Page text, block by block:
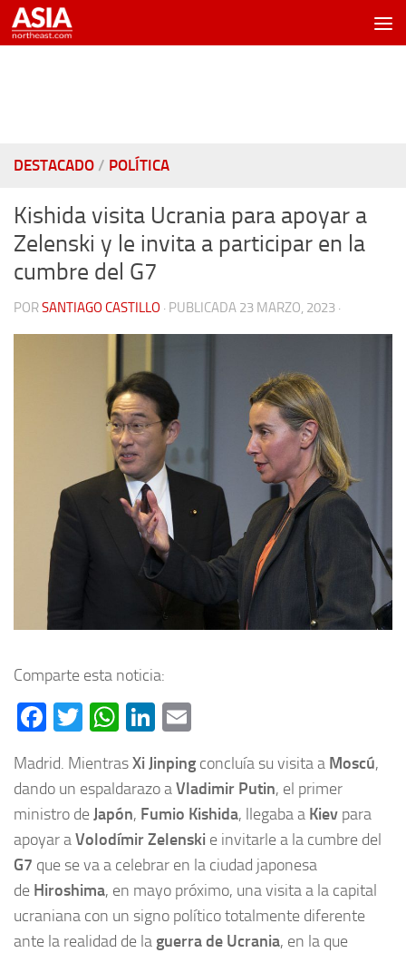
Saltar al contenido
DESTACADO / POLÍTICA
Kishida visita Ucrania para apoyar a
Zelenski y le invita a participar en la
cumbre del G7
PORSANTIAGO CASTILLO · PUBLICADA 23 MARZO, 2023 ·
Comparte esta noticia:
Facebook
TwitterWhatsApp
LinkedIn
Madrid. MientrasXi Jinping concluía su visita a Moscú,
dando un espaldarazo aVladimir Putin, el primer
ministro deJapón, Fumio Kishida, llegaba a Kiev para
apoyar aVolodímir Zelenski e invitarle a la cumbre del
G7 que se va a celebrar en la ciudad japonesa
de Hiroshima, en mayo próximo, una visita a la capital
ucraniana con un signo político totalmente diferente
ante la realidad de la guerra de Ucrania, en la que